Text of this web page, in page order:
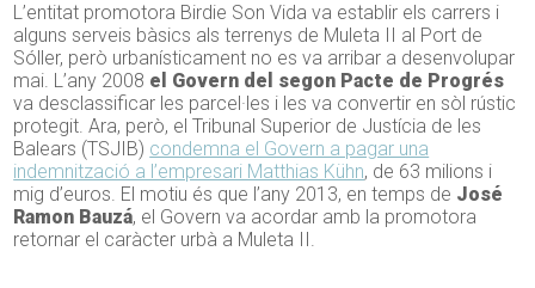
L’entitat promotora Birdie Son Vida va establir els carrers i
alguns serveis bàsics als terrenys de Muleta II al Port de
Sóller, però urbanísticament no es va arribar a desenvolupar
mai. L’any 2008 el Govern del segon Pacte de Progrés
va desclassificar les parcel·les i les va convertir en sòl rústic
protegit. Ara, però, el Tribunal Superior de Justícia de les
Balears (TSJIB) condemna el Govern a pagar una
indemnització a l’empresari Matthias Kühn, de 63 milions i
mig d’euros. El motiu és que l’any 2013, en temps de José
Ramon Bauzá, el Govern va acordar amb la promotora
retornar el caràcter urbà a Muleta II.